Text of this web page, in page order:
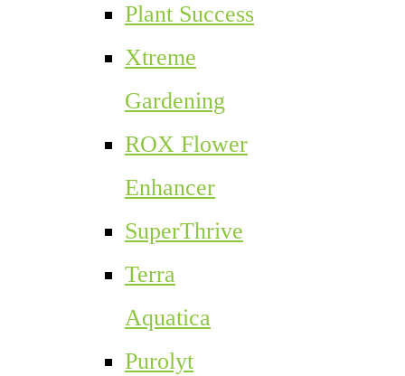
Plant Success
Xtreme
Gardening
ROX Flower
Enhancer
SuperThrive
Terra
Aquatica
Purolyt